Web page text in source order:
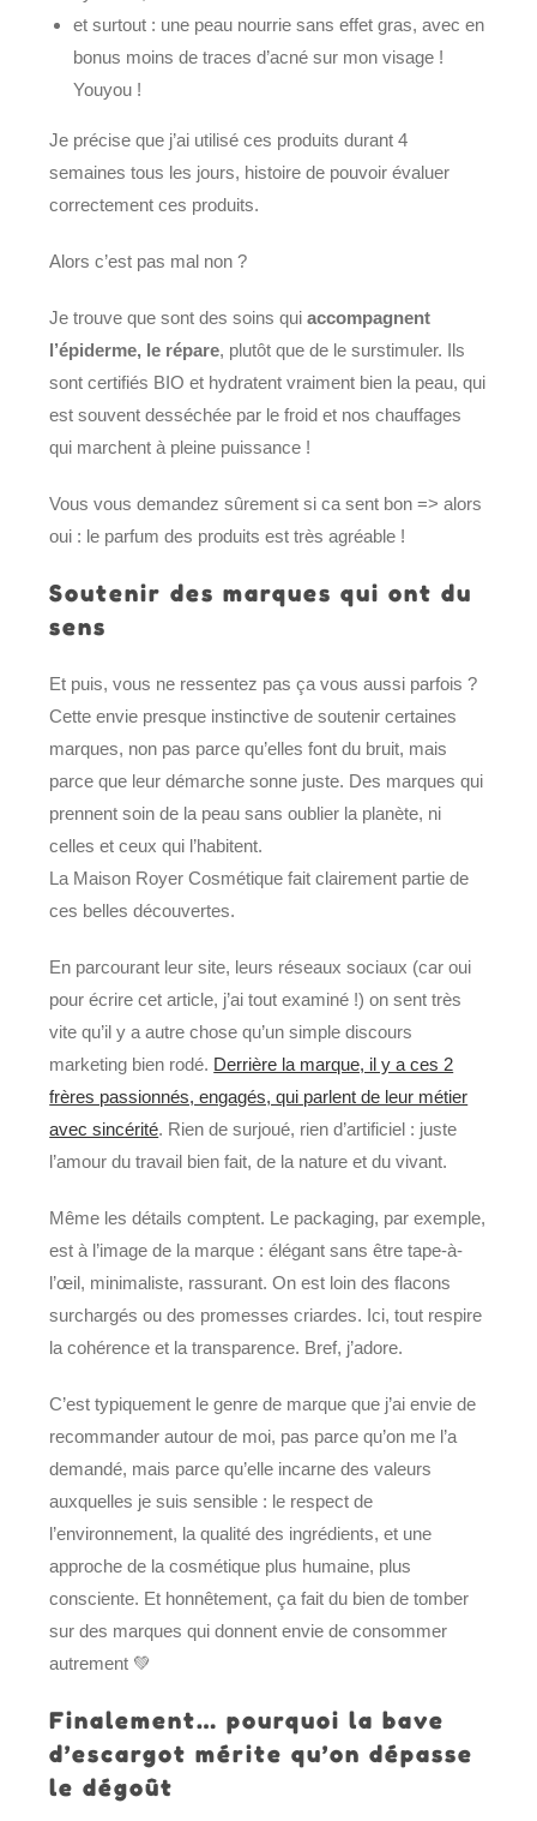
et surtout : une peau nourrie sans effet gras, avec en
bonus moins de traces d’acné sur mon visage !
Youyou !
Je précise que j’ai utilisé ces produits durant 4
semaines tous les jours, histoire de pouvoir évaluer
correctement ces produits.
Alors c’est pas mal non ?
Je trouve que sont des soins quiaccompagnent
l’épiderme, le répare, plutôt que de le surstimuler. Ils
sont certifiés BIO et hydratent vraiment bien la peau, qui
est souvent desséchée par le froid et nos chauffages
qui marchent à pleine puissance !
Vous vous demandez sûrement si ca sent bon => alors
oui : le parfum des produits est très agréable !
Soutenir des marques qui ont du
sens
Et puis, vous ne ressentez pas ça vous aussi parfois ?
Cette envie presque instinctive de soutenir certaines
marques, non pas parce qu’elles font du bruit, mais
parce que leur démarche sonne juste. Des marques qui
prennent soin de la peau sans oublier la planète, ni
celles et ceux qui l’habitent.
La Maison Royer Cosmétique fait clairement partie de
ces belles découvertes.
En parcourant leur site, leurs réseaux sociaux (car oui
pour écrire cet article, j’ai tout examiné !) on sent très
vite qu’il y a autre chose qu’un simple discours
marketing bien rodé. Derrière la marque, il y a ces 2
frères passionnés, engagés, qui parlent de leur métier
avec sincérité. Rien de surjoué, rien d’artificiel : juste
l’amour du travail bien fait, de la nature et du vivant.
Même les détails comptent. Le packaging, par exemple,
est à l’image de la marque : élégant sans être tape-à-
l’œil, minimaliste, rassurant. On est loin des flacons
surchargés ou des promesses criardes. Ici, tout respire
la cohérence et la transparence. Bref, j’adore.
C’est typiquement le genre de marque que j’ai envie de
recommander autour de moi, pas parce qu’on me l’a
demandé, mais parce qu’elle incarne des valeurs
auxquelles je suis sensible : le respect de
l’environnement, la qualité des ingrédients, et une
approche de la cosmétique plus humaine, plus
consciente. Et honnêtement, ça fait du bien de tomber
sur des marques qui donnent envie de consommer
autrement 💚
Finalement… pourquoi la bave
d’escargot mérite qu’on dépasse
le dégoût